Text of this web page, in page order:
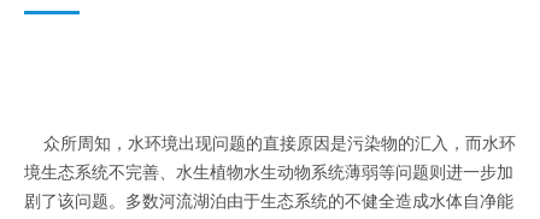
众所周知，水环境出现问题的直接原因是污染物的汇入，而水环
境生态系统不完善、水生植物水生动物系统薄弱等问题则进一步加
剧了该问题。多数河流湖泊由于生态系统的不健全造成水体自净能